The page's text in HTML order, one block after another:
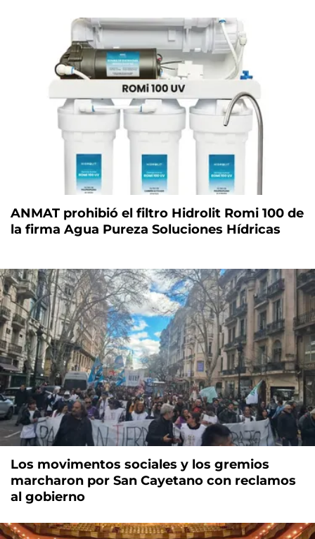
ANMAT prohibió el filtro Hidrolit Romi 100 de
la firma Agua Pureza Soluciones Hídricas
Los movimentos sociales y los gremios
marcharon por San Cayetano con reclamos
al gobierno